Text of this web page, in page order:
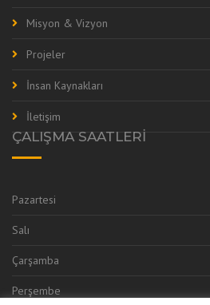
Misyon & Vizyon
Projeler
İnsan Kaynakları
İletişim
ÇALIŞMA SAATLERI
Pazartesi
Salı
Çarşamba
Perşembe